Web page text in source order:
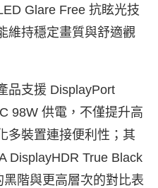
Glare Free 抗眩光技
維持穩定畫質與舒適觀
品支援 DisplayPort
98W 供電，不僅提升高
多裝置連接便利性；其
DisplayHDR True Black
階與更高層次的對比表